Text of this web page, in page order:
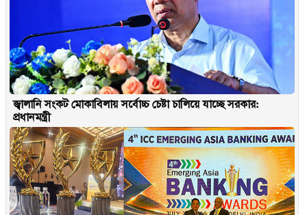
জ্বালানি সংকট মোকাবিলায় সর্বোচ্চ চেষ্টা চালিয়ে যাচ্ছে সরকার:
প্রধানমন্ত্রী